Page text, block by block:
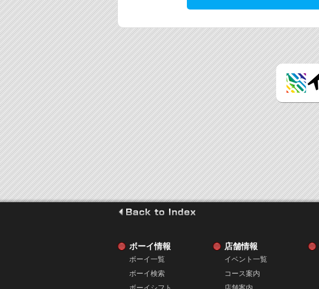
ボーイ情報
ボーイ一覧
ボーイ検索
店舗情報
イベント一覧
コース案内